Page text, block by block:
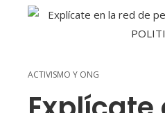
ACTIVISMO Y ONG